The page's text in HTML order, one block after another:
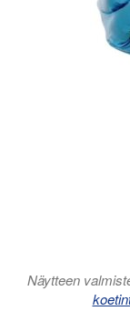
Näytteen